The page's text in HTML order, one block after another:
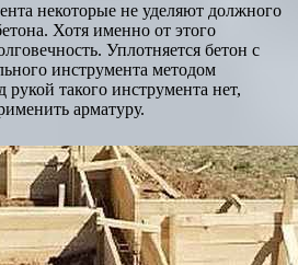
некоторые не уделяют должного
Хотя именно от этого
Уплотняется бетон с
инструмента методом
такого инструмента нет,
арматуру.